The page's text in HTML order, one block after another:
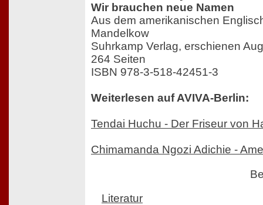
Wir brauchen neue Namen
Aus dem amerikanischen
Mandelkow
Suhrkamp Verlag, erschienen
264 Seiten
ISBN 978-3-518-42451-3
Weiterlesen auf AVIVA-Berlin:
Tendai Huchu - Der Friseur von
Chimamanda Ngozi Adichie -
Literatur